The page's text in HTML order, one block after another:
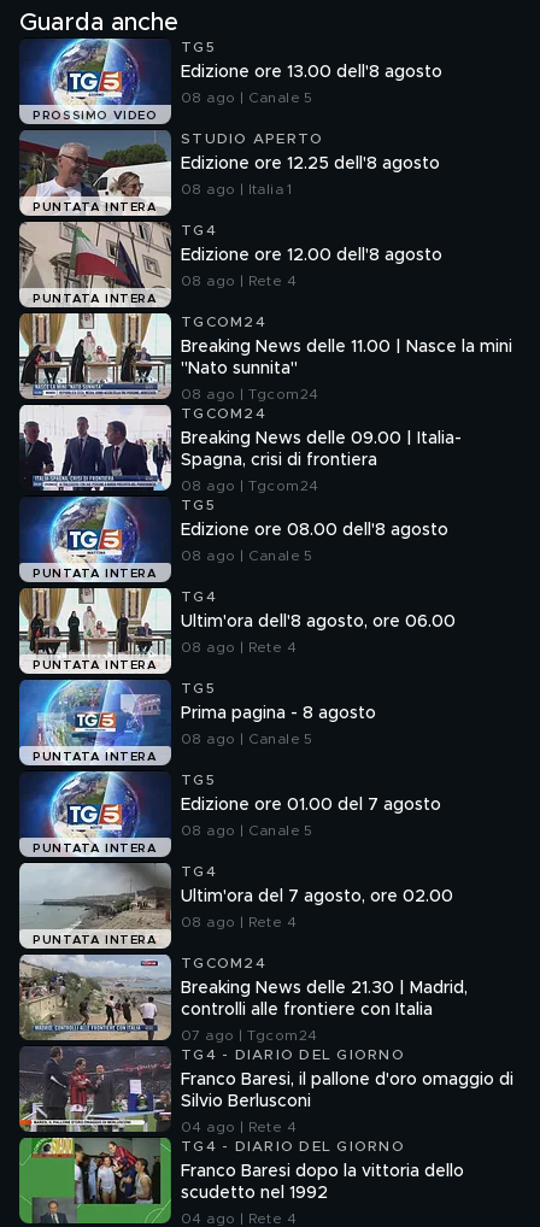
Guarda anche
PROSSIMO VIDEO
TG5
Edizione ore 13.00 dell'8 agosto
08 ago | Canale 5
PUNTATA INTERA
STUDIO APERTO
Edizione ore 12.25 dell'8 agosto
08 ago | Italia 1
PUNTATA INTERA
TG4
Edizione ore 12.00 dell'8 agosto
08 ago | Rete 4
TGCOM24
Breaking News delle 11.00 | Nasce la mini
"Nato sunnita"
08 ago | Tgcom24
TGCOM24
Breaking News delle 09.00 | Italia-
Spagna, crisi di frontiera
08 ago | Tgcom24
PUNTATA INTERA
TG5
Edizione ore 08.00 dell'8 agosto
08 ago | Canale 5
PUNTATA INTERA
TG4
Ultim'ora dell'8 agosto, ore 06.00
08 ago | Rete 4
PUNTATA INTERA
TG5
Prima pagina - 8 agosto
08 ago | Canale 5
PUNTATA INTERA
TG5
Edizione ore 01.00 del 7 agosto
08 ago | Canale 5
PUNTATA INTERA
TG4
Ultim'ora del 7 agosto, ore 02.00
08 ago | Rete 4
TGCOM24
Breaking News delle 21.30 | Madrid,
controlli alle frontiere con Italia
07 ago | Tgcom24
TG4 - DIARIO DEL GIORNO
Franco Baresi, il pallone d'oro omaggio di
Silvio Berlusconi
04 ago | Rete 4
TG4 - DIARIO DEL GIORNO
Franco Baresi dopo la vittoria dello
scudetto nel 1992
04 ago | Rete 4